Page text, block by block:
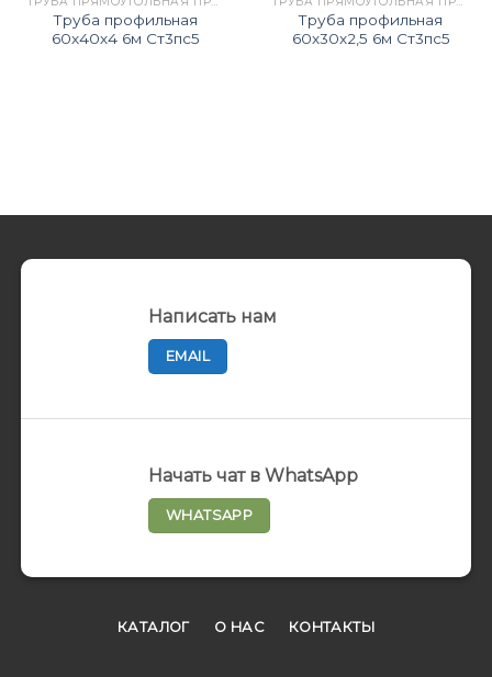
Труба профильная
60х40х4 6м Ст3пс5
Труба профильная
60х30х2,5 6м Ст3пс5
Написать нам
EMAIL
Начать чат в WhatsApp
WHATSAPP
КАТАЛОГ О НАС КОНТАКТЫ